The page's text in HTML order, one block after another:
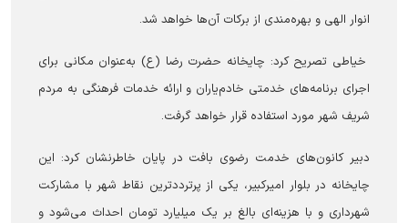
انوار الهی و بهره‌مندی از برکات آن‌ها خواهد شد.
خیاطی تصریح کرد: چایخانه حضرت رضا (ع) به‌عنوان مکانی برای
اجرای برنامه‌های خدمتی خادم‌یاران و ارائه خدمات فرهنگی به مردم
شریف شهر مورد استفاده قرار خواهد گرفت.
دبیر کانون‌های خدمت رضوی بافت در پایان خاطرنشان کرد: این
چایخانه در بلوار امیرکبیر، یکی از پرترددترین نقاط شهر با مشارکت
شهرداری و با هزینه‌ای بالغ بر یک میلیارد تومان احداث می‌شود و